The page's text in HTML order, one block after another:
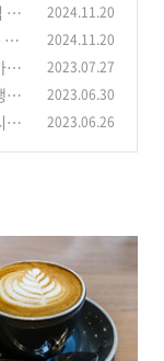
지
(0)
2024.11.20
최
2024.11.20
봐
2023.07.27
하
2023.06.30
기
2023.06.26